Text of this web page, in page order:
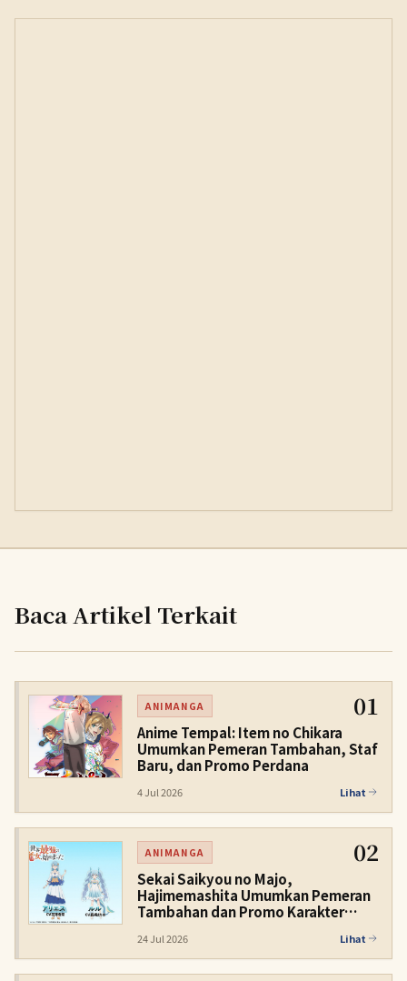
Baca Artikel Terkait
ANIMANGA 01
Anime Tempal: Item no Chikara
Umumkan Pemeran Tambahan, Staf
Baru, dan Promo Perdana
4 Jul 2026 Lihat
ANIMANGA 02
Sekai Saikyou no Majo,
Hajimemashita Umumkan Pemeran
Tambahan dan Promo Karakter
24 Jul 2026 Lihat